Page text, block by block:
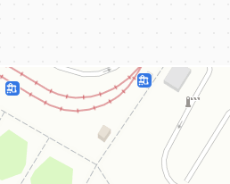
КёнигКлимат
Кондиционеры в Калининграде
Установка кондиционеров в Калининграде